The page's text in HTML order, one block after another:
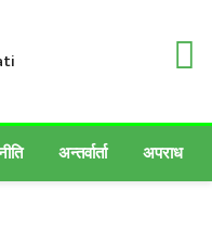
अन्तर्वार्ता अपराध